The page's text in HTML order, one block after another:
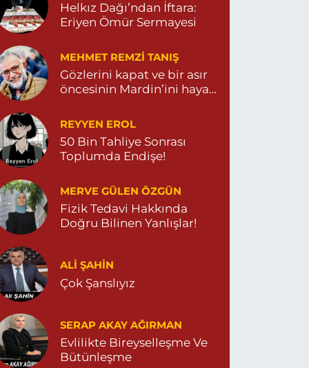
Helkız Dağı’ndan İftara:
Eriyen Ömür Sermayesi
MEHMET REMZI TANIŞ
Gözlerini kapat ve bir asır
öncesinin Mardin’ini hayal
REYYEN EROL
50 Bin Tahliye Sonrası
Toplumda Endişe!
MERVE GÜLEN ÖZGÜN
Fizik Tedavi Hakkında
Doğru Bilinen Yanlışlar!
ALI ŞAHİN
Çok Şanslıyız
SERAP AKAY AĞIRMAN
Evlilikte Bireyselleşme Ve
Bütünleşme